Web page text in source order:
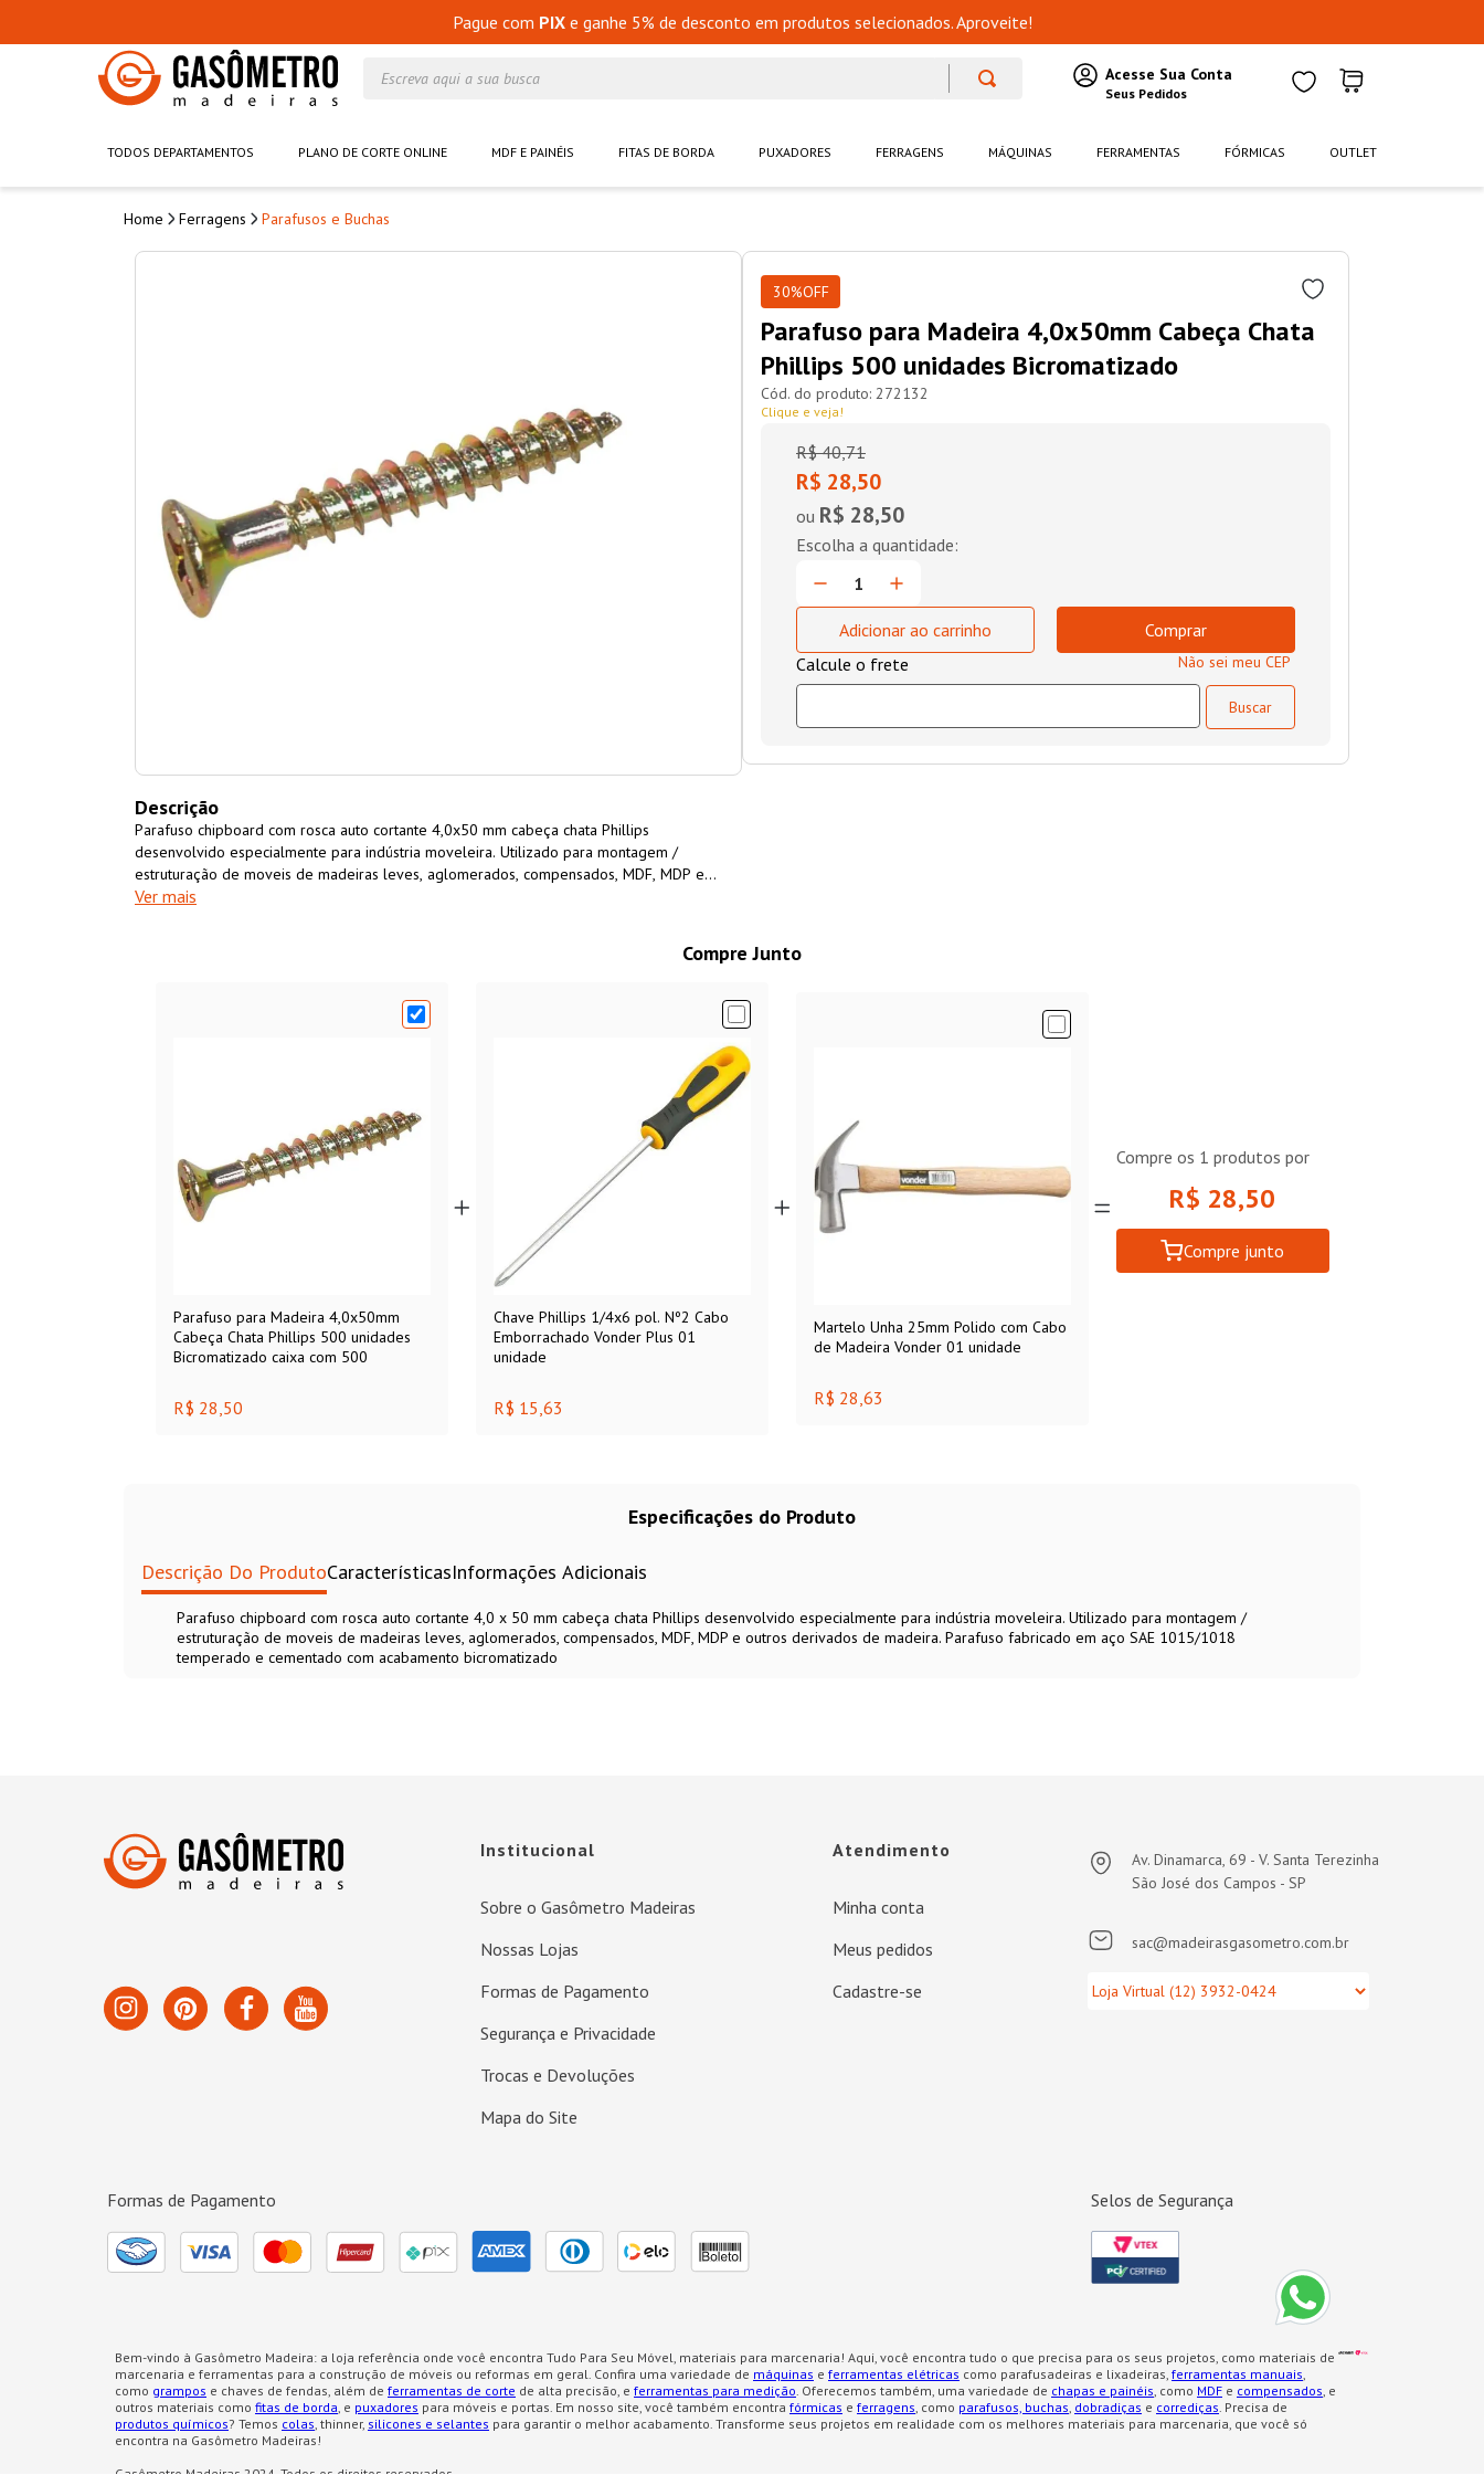
Pague com PIXe ganhe 5% de desconto em produtos selecionados. Aproveite!
TODOS DEPARTAMENTOS PLANO DE CORTE ONLINE MDF E PAINÉIS FITAS DE BORDA PUXADORES FERRAGENS MÁQUINAS FERRAMENTAS FÓRMICAS OUTLET
Ferragens Parafusos e Buchas
Descrição
Parafuso chipboard com rosca auto cortante 4,0x50 mm cabeça chata Phillips
desenvolvido especialmente para indústria moveleira. Utilizado para montagem /
estruturação de moveis de madeiras leves, aglomerados, compensados, MDF, MDP e
outros derivados de madeira. Parafuso fabricado em aço SAE 1015/1018 temperado e
Ver mais
30%OFF
Parafuso para Madeira 4,0x50mm Cabeça Chata
Phillips 500 unidades Bicromatizado
272132
Clique e veja!
R$ 40,71
R$ 28,50
ou R$ 28,50
Adicionar ao carrinho Comprar
Não sei meu CEP
Compre Junto
Parafuso para Madeira 4,0x50mm
Cabeça Chata Phillips 500 unidades
Bicromatizado caixa com 500
R$ 28,50
Chave Phillips 1/4x6 pol. Nº2 Cabo
Emborrachado Vonder Plus 01
unidade
R$ 15,63
Martelo Unha 25mm Polido com Cabo
de Madeira Vonder 01 unidade
R$ 28,63
Compre os 1 produtos por
R$ 28,50
Compre junto
Especificações do Produto
Descrição Do ProdutoCaracterísticasInformações Adicionais
Parafuso chipboard com rosca auto cortante 4,0 x 50 mm cabeça chata Phillips desenvolvido especialmente para indústria moveleira. Utilizado para montagem /
estruturação de moveis de madeiras leves, aglomerados, compensados, MDF, MDP e outros derivados de madeira. Parafuso fabricado em aço SAE 1015/1018
temperado e cementado com acabamento bicromatizado
Institucional
Sobre o Gasômetro Madeiras
Nossas Lojas
Formas de Pagamento
Segurança e Privacidade
Trocas e Devoluções
Mapa do Site
Atendimento
Minha conta
Meus pedidos
Cadastre-se
Av. Dinamarca, 69 - V. Santa Terezinha
São José dos Campos - SP
sac@madeirasgasometro.com.br
Formas de Pagamento Selos de Segurança
Bem-vindo à Gasômetro Madeira: a loja referência onde você encontra Tudo Para Seu Móvel, materiais para marcenaria! Aqui, você encontra tudo o que precisa para os seus projetos, como materiais de
marcenaria e ferramentas para a construção de móveis ou reformas em geral. Confira uma variedade de máquinas e ferramentas elétricas como parafusadeiras e lixadeiras, ferramentas manuais,
como grampos e chaves de fendas, além de ferramentas de corte de alta precisão, e ferramentas para medição. Oferecemos também, uma variedade de chapas e painéis, como MDF e compensados, e
outros materiais como fitas de borda, e puxadores para móveis e portas. Em nosso site, você também encontra fórmicas e ferragens, como parafusos, buchas, dobradiças e corrediças. Precisa de
produtos químicos? Temos colas, thinner, silicones e selantes para garantir o melhor acabamento. Transforme seus projetos em realidade com os melhores materiais para marcenaria, que você só
encontra na Gasômetro Madeiras!